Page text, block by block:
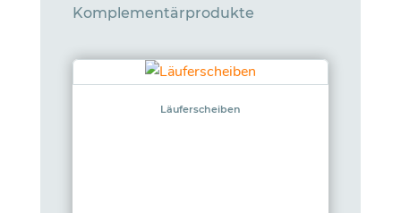
Komplementärprodukte
Läuferscheiben